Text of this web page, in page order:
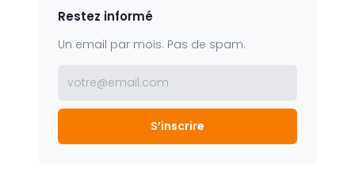
Restez informé
Un email par mois. Pas de spam.
votre@email.com
S’inscrire